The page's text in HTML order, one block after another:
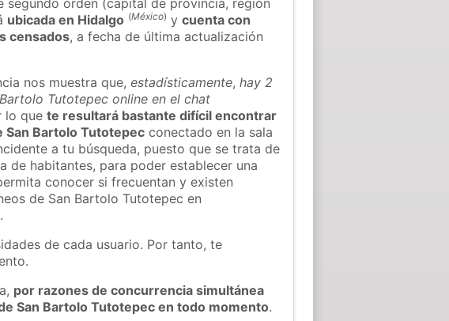
ubicada en Hidalgo (México) ycuenta con
censados, a fecha de última actualización
nos muestra que,estadísticamente,hay 2
Tutotepec online en el chat
lo quete resultará bastante difícil encontrar
San Bartolo Tutotepec conectado en la sala
a tu búsqueda, puesto que se trata de
de habitantes, para poder establecer una
conocer si frecuentan y existen
de San Bartolo Tutotepec en
de cada usuario. Por tanto, te
por razones de concurrencia simultánea
San Bartolo Tutotepec en todo momento.